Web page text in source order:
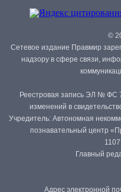
©
Сетевое издание Правмир
надзору в сфере связи,
Реестровая запись ЭЛ № ФС
изменений в
Учредитель: Автономная
познавательный центр
Главный
Адрес электронной